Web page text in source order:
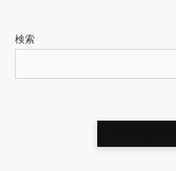
し
新
し
ま
検索